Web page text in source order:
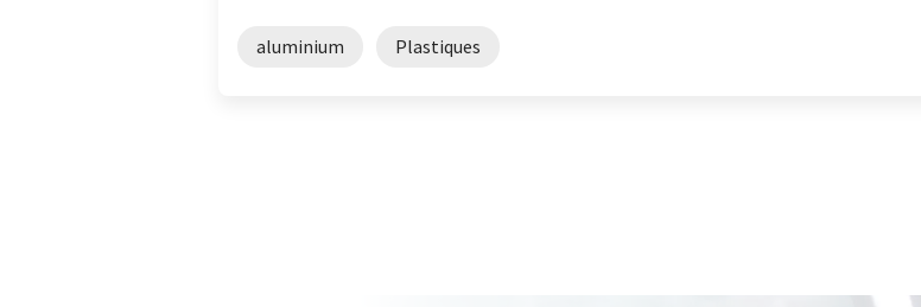
aluminium Plastiques